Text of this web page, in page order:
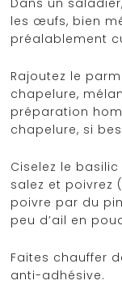
Dans un
les œufs, bien
préalablement
Rajoutez le
chapelure,
préparation
chapelure, si
Ciselez le
salez et poivrez
poivre par du
peu d’ail en
Faites chauffer
anti-adhésive.